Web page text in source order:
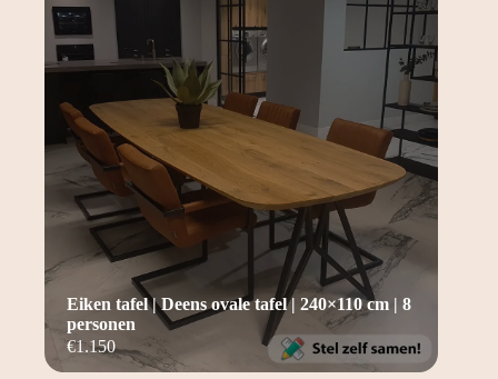
€1.150
Eiken tafel | Deens ovale tafel | 240×110 cm | 8
personen